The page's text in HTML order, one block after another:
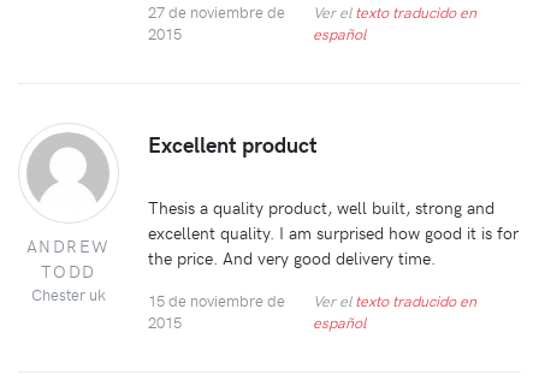
27 de noviembre de
2015
Ver eltexto traducido en
español
ANDREW
TODD
Chester uk
Excellent product
Thesis a quality product, well built, strong and
excellent quality. I am surprised how good it is for
the price. And very good delivery time.
15 de noviembre de
2015
Ver eltexto traducido en
español